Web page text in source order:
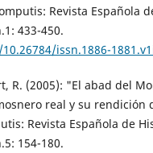
Revista Española
433-450.
issn.1886-
R. (2005): "El abad del
real y su rendición
Revista Española de
154-180.